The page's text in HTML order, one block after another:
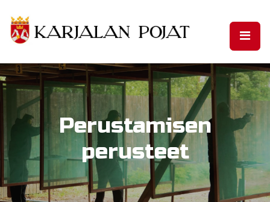
Perustamisen
perusteet